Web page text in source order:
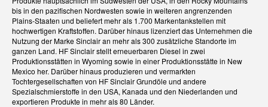
bis in den pazifischen Nordwesten sowie in weiteren angrenzenden
Plains-Staaten und beliefert mehr als 1.700 Markentankstellen mit
hochwertigen Kraftstoffen. Darüber hinaus lizenziert das Unternehmen die
Nutzung der Marke Sinclair an mehr als 300 zusätzliche Standorte im
ganzen Land. HF Sinclair stellt erneuerbaren Diesel in zwei
Produktionsstätten in Wyoming sowie in einer Produktionsstätte in New
Mexico her. Darüber hinaus produzieren und vermarkten
Tochtergesellschaften von HF Sinclair Grundöle und andere
Spezialschmierstoffe in den USA, Kanada und den Niederlanden und
exportieren Produkte in mehr als 80 Länder.